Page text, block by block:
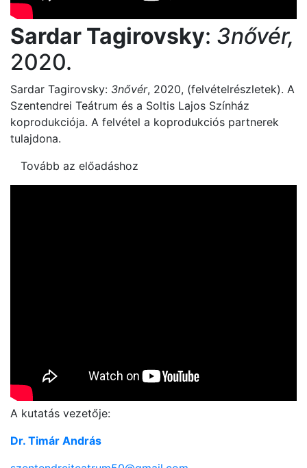
Sardar Tagirovsky: 3nővér,
2020.
Sardar Tagirovsky: 3nővér, 2020, (felvételrészletek). A
Szentendrei Teátrum és a Soltis Lajos Színház
koprodukciója. A felvétel a koprodukciós partnerek
tulajdona.
Tovább az előadáshoz
A kutatás vezetője:
Dr. Timár András